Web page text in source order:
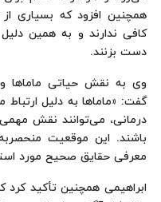
همچنین افزود که بسیاری از
کافی ندارند و به همین
دست بزنند.
وی به نقش حیاتی ماماها و
گفت: «ماماها به دلیل
درمانی، می‌توانند نقش مهمی
باشند. این موقعیت
معرفی حقایق صحیح مورد
ابراهیمی همچنین تأکید